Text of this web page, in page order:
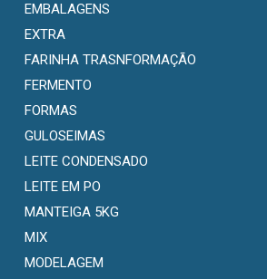
EMBALAGENS
EXTRA
FARINHA TRASNFORMAÇÃO
FERMENTO
FORMAS
GULOSEIMAS
LEITE CONDENSADO
LEITE EM PO
MANTEIGA 5KG
MIX
MODELAGEM